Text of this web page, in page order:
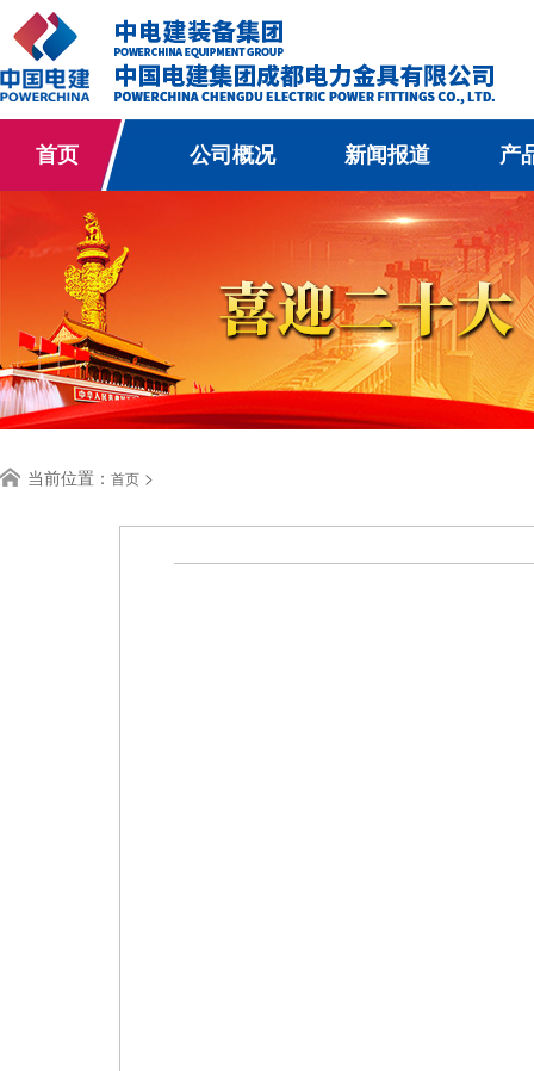
首页 公司概况 新闻报道 产
当前位置： 首页 >